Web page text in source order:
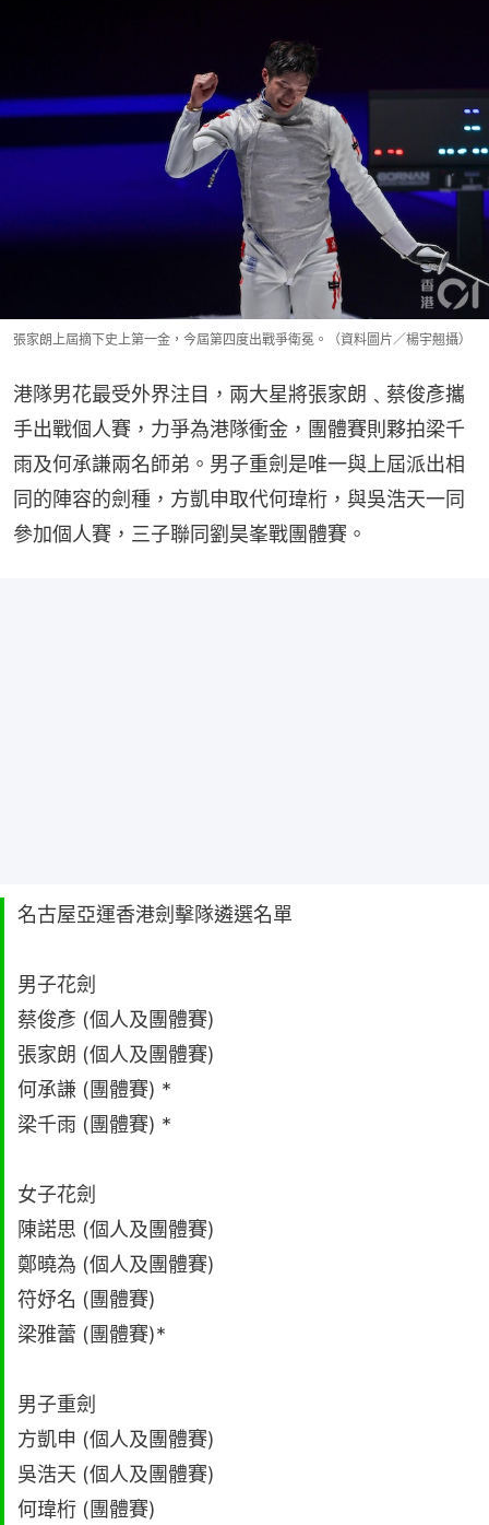
張家朗上屆摘下史上第一金，今屆第四度出戰爭衛冕。（資料圖片／楊宇翹攝）
港隊男花最受外界注目，兩大星將張家朗﹑蔡俊彥攜
手出戰個人賽，力爭為港隊衝金，團體賽則夥拍梁千
雨及何承謙兩名師弟。男子重劍是唯一與上屆派出相
同的陣容的劍種，方凱申取代何瑋桁，與吳浩天一同
參加個人賽，三子聯同劉昊峯戰團體賽。
名古屋亞運香港劍擊隊遴選名單
男子花劍
蔡俊彥 (個人及團體賽)
張家朗 (個人及團體賽)
何承謙 (團體賽) *
梁千雨 (團體賽) *
女子花劍
陳諾思 (個人及團體賽)
鄭曉為 (個人及團體賽)
符妤名 (團體賽)
梁雅蕾 (團體賽)*
男子重劍
方凱申 (個人及團體賽)
吳浩天 (個人及團體賽)
何瑋桁 (團體賽)